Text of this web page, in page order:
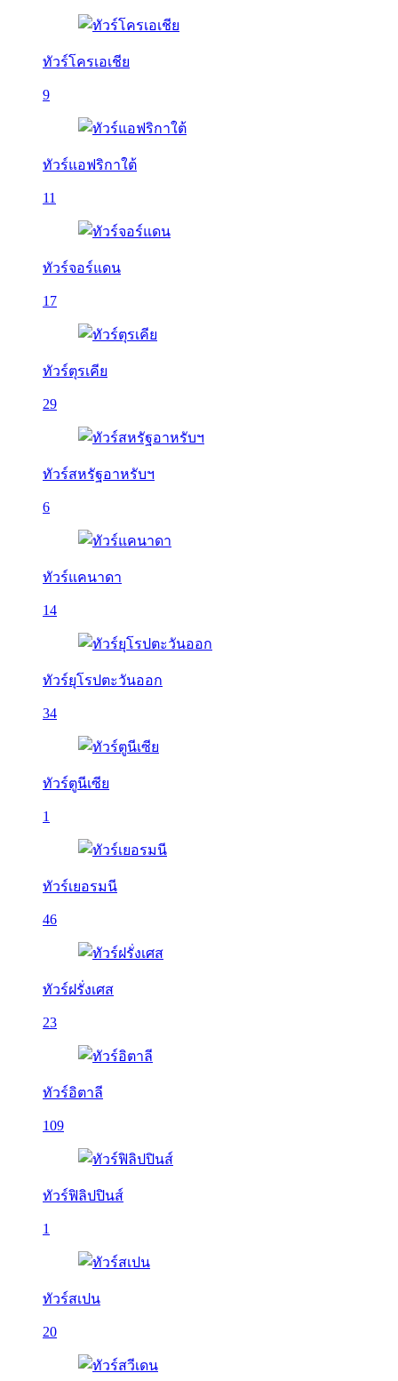
ทัวร์โครเอเชีย
9
ทัวร์แอฟริกาใต้
11
ทัวร์จอร์แดน
17
ทัวร์ตุรเคีย
29
ทัวร์สหรัฐอาหรับฯ
6
ทัวร์แคนาดา
14
ทัวร์ยุโรปตะวันออก
34
ทัวร์ตูนีเซีย
1
ทัวร์เยอรมนี
46
ทัวร์ฝรั่งเศส
23
ทัวร์อิตาลี
109
ทัวร์ฟิลิปปินส์
1
ทัวร์สเปน
20